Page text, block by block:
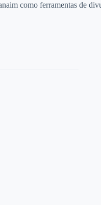
como ferramentas de